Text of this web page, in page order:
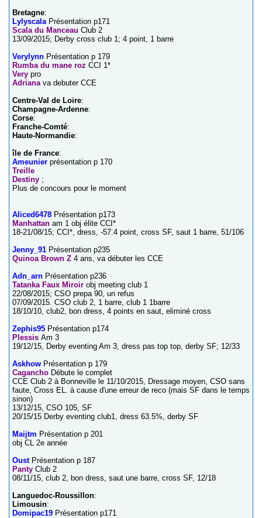
Bretagne:
LylyscalaPrésentation p171
Scala du Manceau Club 2
13/09/2015; Derby cross club 1; 4 point, 1 barre
Verylynn Présentation p 179
Rumba du mane roz CCI 1*
Very pro
Adrianava debuter CCE
Centre-Val de Loire:
Champagne-Ardenne:
Corse:
Franche-Comté:
Haute-Normandie:
île de France:
Ameunier présentation p 170
Treille
Destiny ;
Plus de concours pour le moment
Aliced6478 Présentation p173
Manhattan am 1 obj élite CCI*
18-21/08/15; CCI*, dress, -57.4 point, cross SF, saut 1 barre, 51/106
Jenny_91 Présentation p235
Quinoa Brown Z 4 ans, va débuter les CCE
Adn_arn Présentation p236
Tatanka Faux Miroir obj meeting club 1
22/08/2015; CSO prepa 90, un refus
07/09/2015. CSO club 2, 1 barre, club 1 1barre
18/10/10, club2, bon dress, 4 points en saut, eliminé cross
Zephis95 Présentation p174
Plessis Am 3
19/12/15, Derby eventing Am 3, dress pas top top, derby SF; 12/33
Askhow Présentation p 179
Cagancho Débute le complet
CCE Club 2 à Bonneville le 11/10/2015, Dressage moyen, CSO sans
faute, Cross EL. à cause d'une erreur de reco (mais SF dans le temps
sinon)
13/12/15, CSO 105, SF
20/15/15 Derby eventing club1, dress 63.5%, derby SF
Maijtm Présentation p 201
obj CL 2e année
OustPrésentation p 187
Panty Club 2
08/11/15, club 2, bon dress, saut une barre, cross SF, 12/18
Languedoc-Roussillon:
Limousin:
Domipac19 Présentation p171